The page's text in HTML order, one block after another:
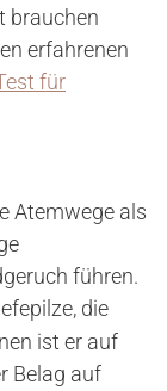
brauchen
erfahrenen
für
Atemwege als
führen.
die
ist er auf
Belag auf